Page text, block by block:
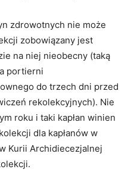
zdrowotnych nie może
zobowiązany jest
na niej nieobecny (taką
portierni
do trzech dni przed
rekolekcyjnych). Nie
roku i taki kapłan winien
dla kapłanów w
Kurii Archidiecezjalnej